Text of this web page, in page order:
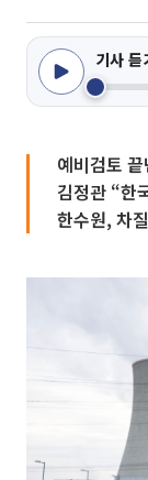
기사 듣
예비검토
김정관 “한
한수원, 차